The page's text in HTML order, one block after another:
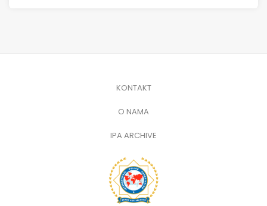
KONTAKT
O NAMA
IPA ARCHIVE